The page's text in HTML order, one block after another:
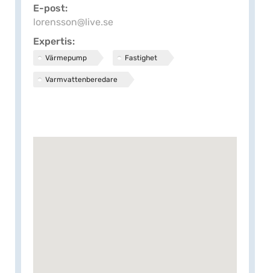
E-post
lorensson@live.se
Expertis
Värmepump Fastighet
Varmvattenberedare